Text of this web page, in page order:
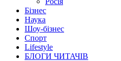
Бізнес
Наука
Шоу-бізнес
Спорт
Lifestyle
БЛОГИ ЧИТАЧІВ